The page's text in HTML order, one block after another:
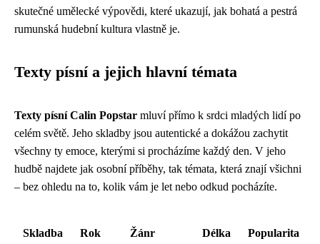
skutečné umělecké výpovědi, které ukazují, jak bohatá a pestrá
rumunská hudební kultura vlastně je.
Texty písní a jejich hlavní témata
Texty písní Calin Popstar mluví přímo k srdci mladých lidí po
celém světě. Jeho skladby jsou autentické a dokážou zachytit
všechny ty emoce, kterými si procházíme každý den. V jeho
hudbě najdete jak osobní příběhy, tak témata, která znají všichni
– bez ohledu na to, kolik vám je let nebo odkud pocházíte.
Skladba
Rok
Žánr Délka Popularita